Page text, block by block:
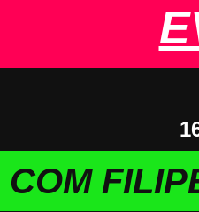
COM